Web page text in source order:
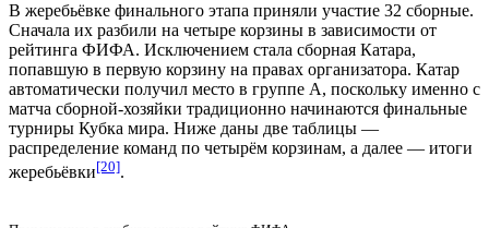
В жеребьёвке финального этапа приняли участие 32 сборные.
Сначала их разбили на четыре корзины в зависимости от
рейтинга ФИФА. Исключением стала сборная Катара,
попавшую в первую корзину на правах организатора. Катар
автоматически получил место в группе A, поскольку именно с
матча сборной-хозяйки традиционно начинаются финальные
турниры Кубка мира. Ниже даны две таблицы —
распределение команд по четырём корзинам, а далее — итоги
жеребьёвки[20].